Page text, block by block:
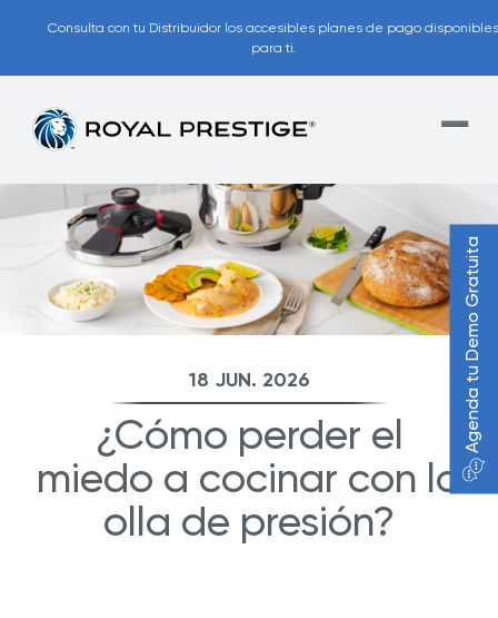
Consulta con tu Distribuidor los accesibles planes de pago disponibles
para ti.
18 JUN. 2026
¿Cómo perder el
miedo a cocinar con la
olla de presión?
Agenda tu Demo Gratuita